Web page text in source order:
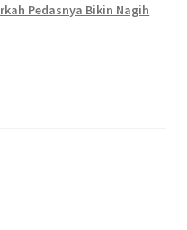
Pedasnya Bikin Nagih